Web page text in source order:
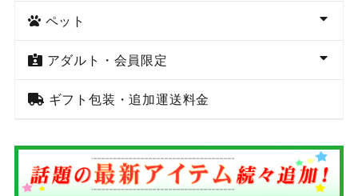
ペット
アダルト・会員限定
ギフト包装・追加運送料金